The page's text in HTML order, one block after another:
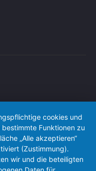
cookies und
Funktionen zu
„Alle akzeptieren“
(Zustimmung).
wir und die beteiligten